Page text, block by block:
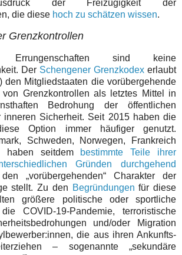
der Freizügigkeit der
die diese hoch zu schätzen wissen.
Grenzkontrollen
sind keine
Der Schengener Grenzkodex erlaubt
den Mitgliedstaaten die vorübergehende
von Grenzkontrollen als letztes Mittel in
Bedrohung der öffentlichen
inneren Sicherheit. Seit 2015 haben die
Option immer häufiger genutzt.
Schweden, Norwegen, Frankreich
haben seitdem bestimmte Teile ihrer
Gründen durchgehend
„vorübergehenden“ Charakter der
stellt. Zu den Begründungen für diese
größere politische oder sportliche
COVID-19-Pandemie, terroristische
und/oder Migration
die aus ihren Ankunfts-
– sogenannte „sekundäre